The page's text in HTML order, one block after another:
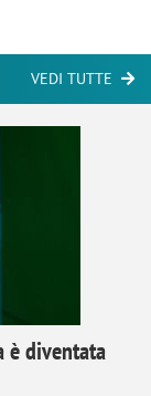
VEDI TUTTE
è diventata